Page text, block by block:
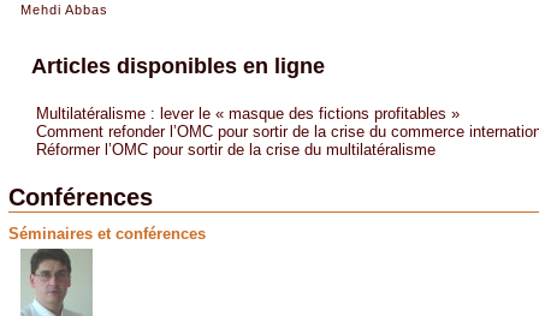
Mehdi Abbas
Articles disponibles en ligne
Multilatéralisme : lever le « masque des fictions profitables »
Comment refonder l’OMC pour sortir de la crise du commerce
Réformer l’OMC pour sortir de la crise du multilatéralisme
Conférences
Séminaires et conférences